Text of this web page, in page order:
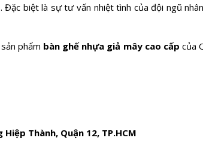
Đặc biệt là sự tư vấn nhiệt tình của đội ngũ
phẩm bàn ghế nhựa giả mây cao cấp của
Thành, Quận 12, TP.HCM